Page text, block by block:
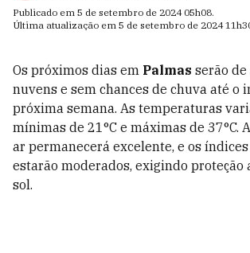
Publicado em 5 de setembro de 2024 05h08.
Última atualização em 5 de setembro de 2024
Os próximos dias em Palmas serão
nuvens e sem chances de chuva até o
próxima semana. As temperaturas
mínimas de 21°C e máximas de 37°C.
ar permanecerá excelente, e os
estarão moderados, exigindo proteção
sol.